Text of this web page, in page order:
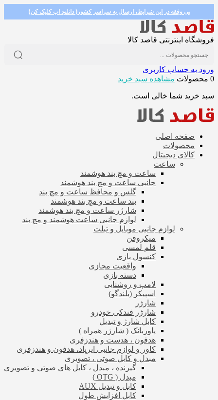
بی وفقه در این شرایط، ارسال به سراسر کشور( دانلود اپ کلیک کن)
فروشگاه اینترنتی قاصد کالا
ورود به حساب کاربری
0 محصولات
مشاهده سبد خرید
سبد خرید شما خالی است.
صفحه اصلی
محصولات
کالای دیجیتال
ساعت
ساعت و مچ بند هوشمند
جانبی ساعت و مچ بند هوشمند
گلس و محافظ ساعت و مچ بند
بند ساعت و مچ بند هوشمند
شارژر ساعت و مچ بند هوشمند
لوازم جانبی ساعت هوشمند و مچ بند
لوازم جانبی موبایل و تبلت
میکروفن
قلم لمسی
کنسول بازی
واقعیت مجازی
دسته بازی
لامپ و روشنایی
اسپیکر (بلندگو)
شارژر
شارژر فندکی خودرو
کابل شارژ و تبدیل
پاوربانک ( شارژر همراه )
هدفون ، هدست و هندزفری
کاور و لوازم جانبی ایرپاد، هدفون و هندزفری
مبدل و کابل صوتی ، تصویری
گیرنده ، مبدل ، کابل های صوتی و تصویری
مبدل ( OTG )
کابل و تبدیل AUX
کابل افزایش طول